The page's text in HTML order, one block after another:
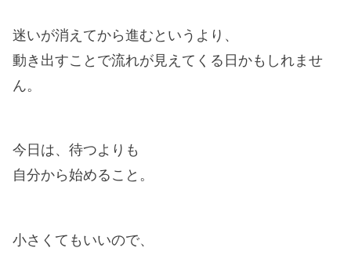
迷いが消えてから進むというより、
動き出すことで流れが見えてくる日かもしれませ
ん。
今日は、待つよりも
自分から始めること。
小さくてもいいので、